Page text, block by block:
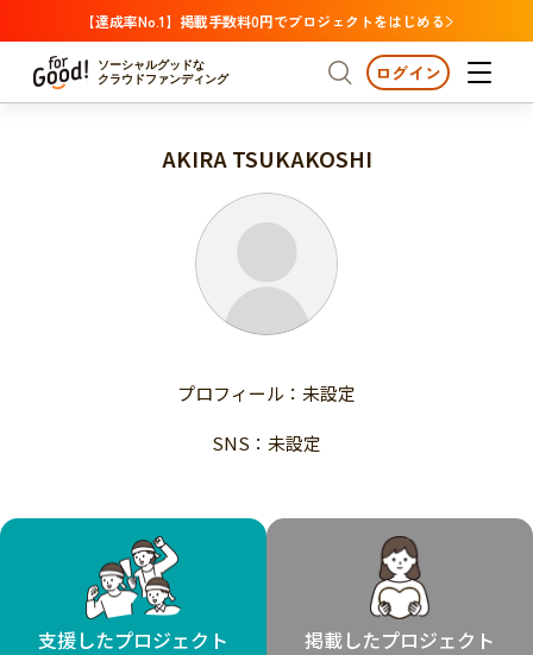
【達成率No.1】掲載手数料0円でプロジェクトをはじめる
ソーシャルグッドな
クラウドファンディング
プロジェクトからさがす 注目
支援金額が多い
支援人数が多い
終了日が近い
国際協力
子ども・教育
フード・農業
文化
環境・エシカル
人権・マイノリティ
社会貢献
支援金額が多い
終了日が近い
カテゴリーからさがす
医療・福祉
子ども・教育
人権・マイノリティ
北海道 青森 岩手 宮城
秋田
福島
茨城 栃木 群馬
千葉
ログイン
AKIRA TSUKAKOSHI
プロフィール：未設定
SNS：未設定
支援したプロジェクト 掲載したプロジェクト